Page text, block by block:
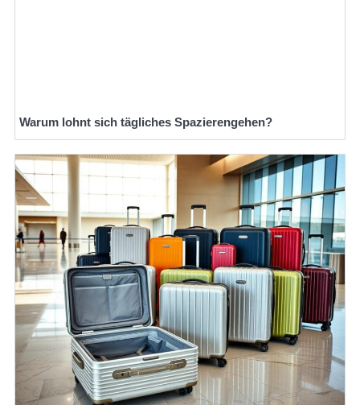
Warum lohnt sich tägliches Spazierengehen?